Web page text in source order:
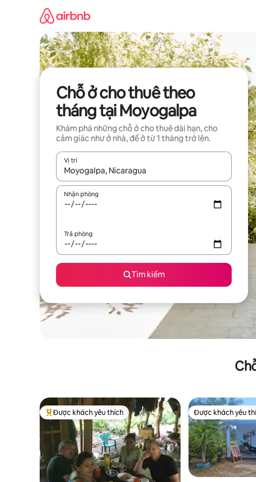
Chỗ ở cho thuê theo
tháng tại Moyogalpa
Khám phá những chỗ ở cho thuê dài hạn, cho
cảm giác như ở nhà, để ở từ 1 tháng trở lên.
Vị trí
Khi có kết quả, hãy điều hướng bằng phím mũi tên lên và
Nhận phòng
Trả phòng
Tìm kiếm
Được khách yêu thích nhất
Được khách yêu thích Được khách yêu
Được khách yêu